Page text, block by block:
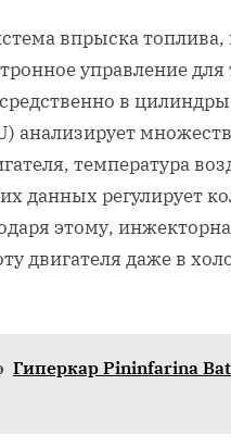
впрыска топлива,
управление
в
анализирует
температура
данных регулирует
этому,
двигателя даже в
Гиперкар Pininfarina